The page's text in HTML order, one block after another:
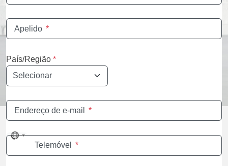
Apelido *
País/Região *
Endereço de e-mail *
No
countryTelemóvel *